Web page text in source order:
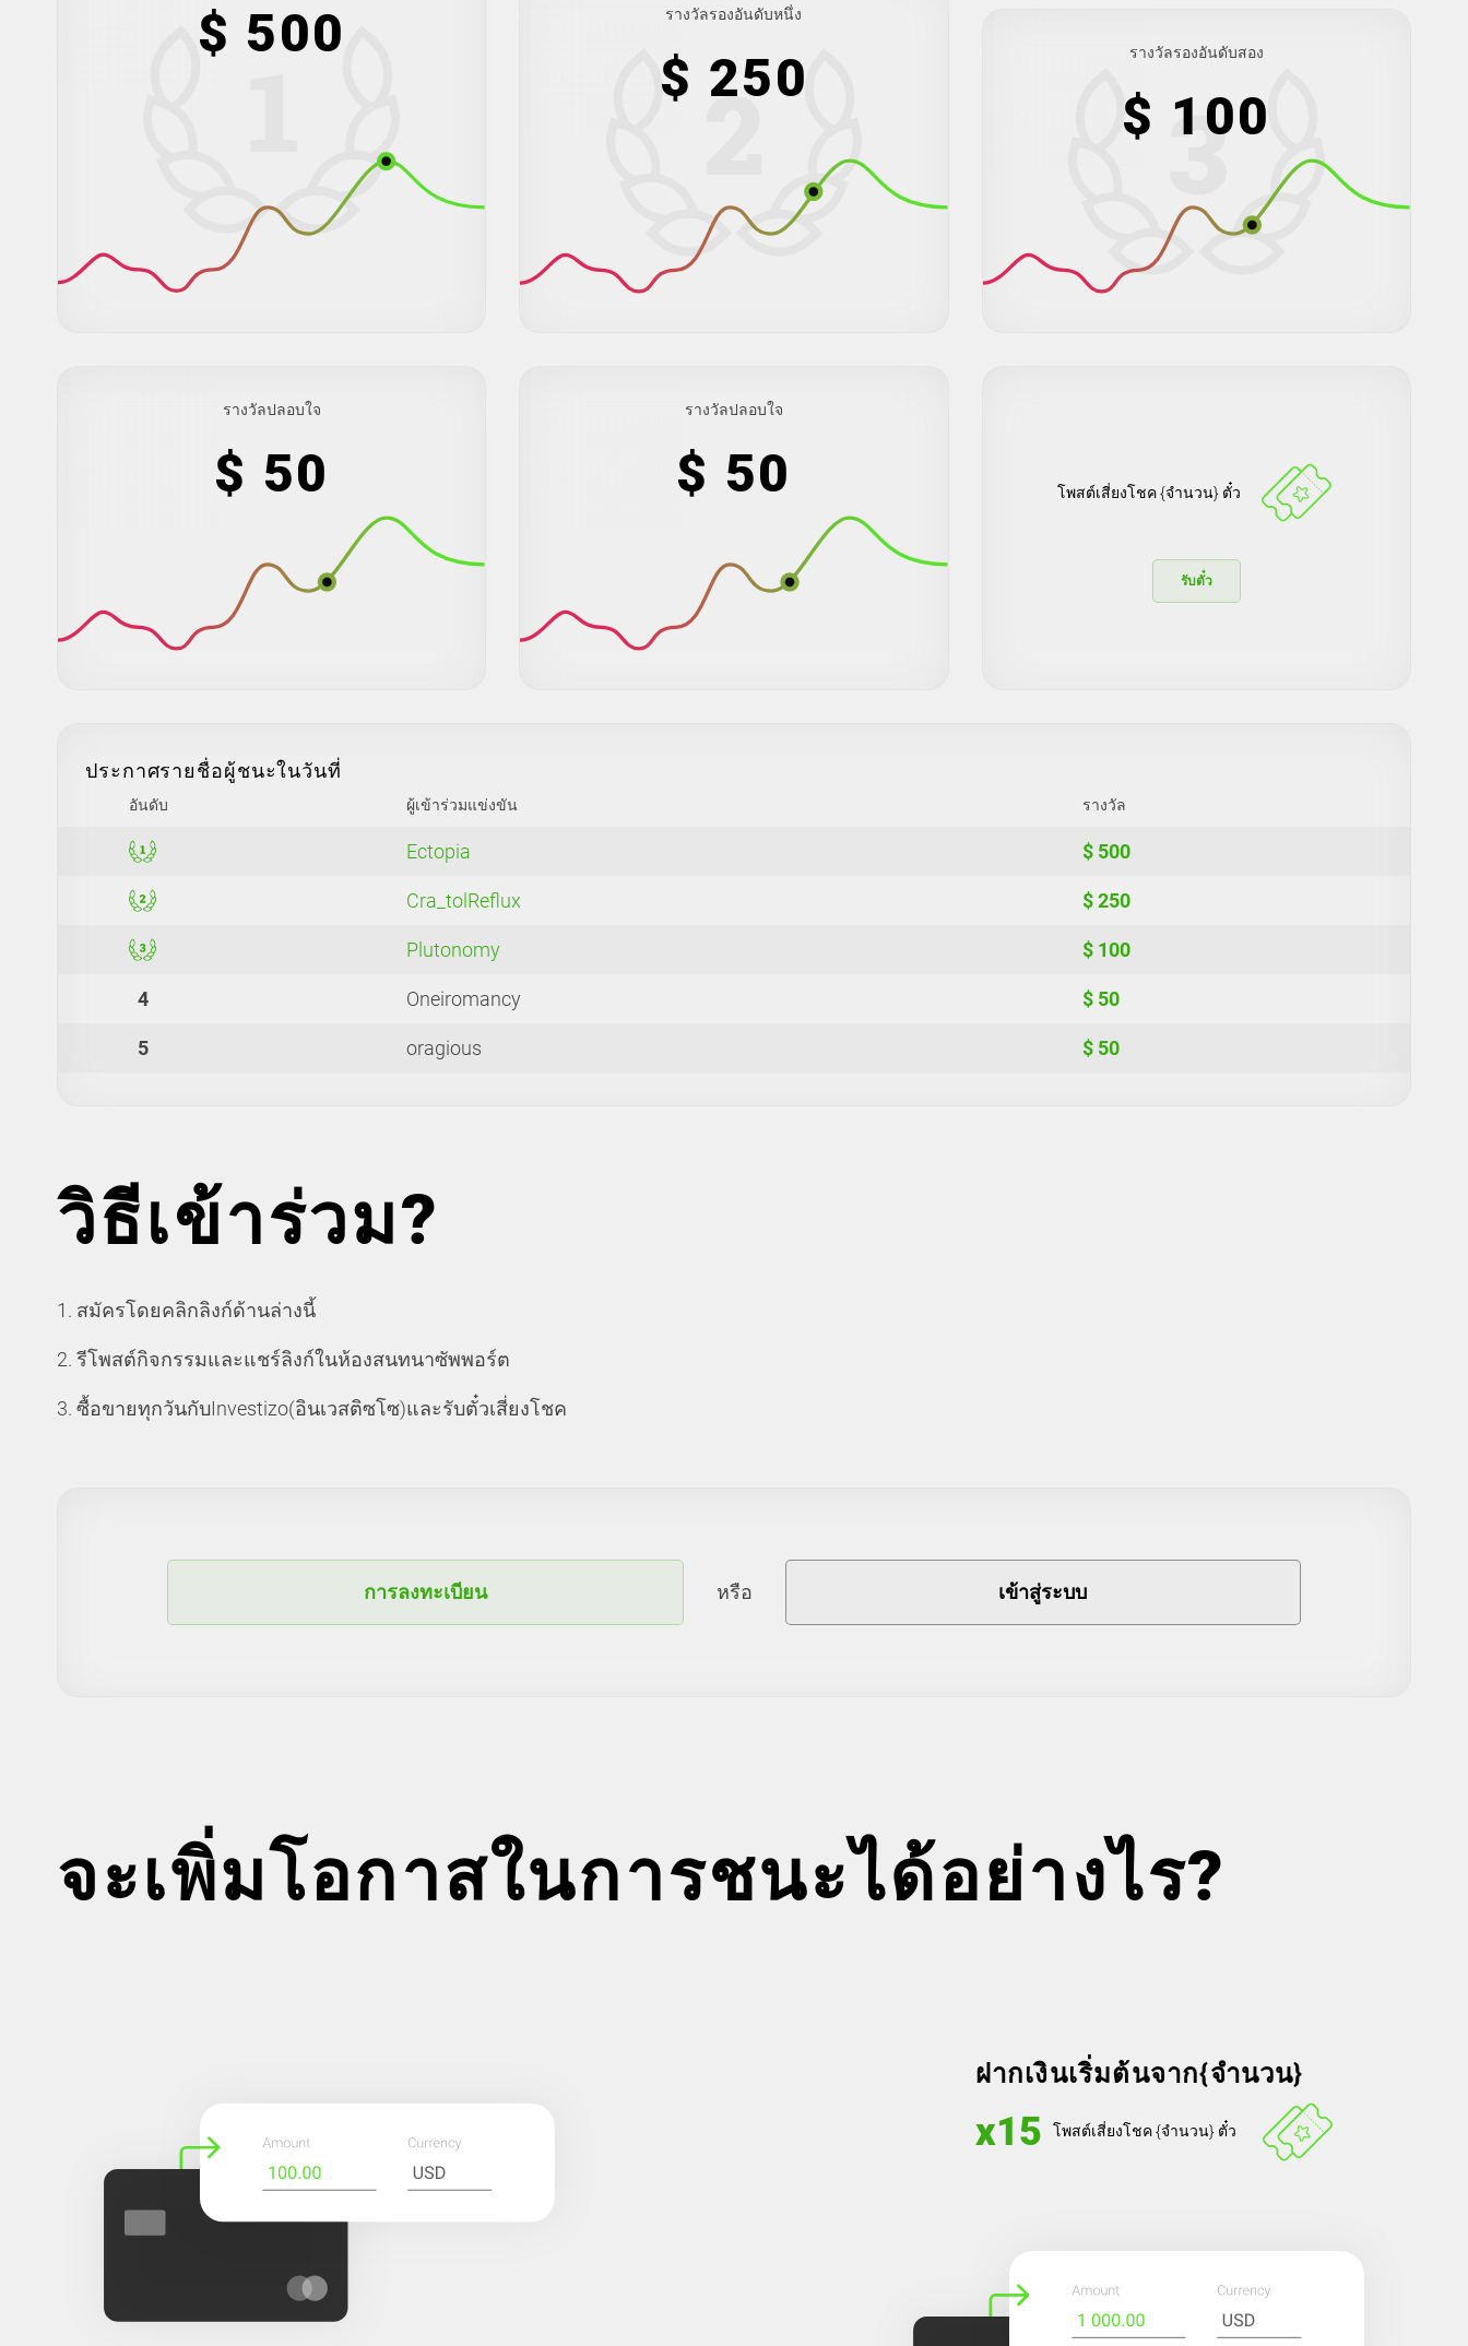
$ 500 รางวัลรองอันดับหนึ่ง
$ 250 รางวัลรองอันดับสอง
$ 100
รางวัลปลอบใจ
$ 50
รางวัลปลอบใจ
$ 50
ประกาศรายชื่อผู้ชนะในวันที่
อันดับ ผู้เข้าร่วมแข่งขัน รางวัล
Ectopia $ 500
Cra_tolReflux $ 250
Plutonomy $ 100
4 Oneiromancy $ 50
5 oragious $ 50
โพสต์เสี่ยงโชค {จำนวน} ตั๋ว
รับตั๋ว
วิธีเข้าร่วม?
1. สมัครโดยคลิกลิงก์ด้านล่างนี้
2. รีโพสต์กิจกรรมและแชร์ลิงก์ในห้องสนทนาซัพพอร์ต
3. ซื้อขายทุกวันกับInvestizo(อินเวสติซโซ)และรับตั๋วเสี่ยงโชค
การลงทะเบียน หรือ เข้าสู่ระบบ
จะเพิ่มโอกาสในการชนะได้อย่างไร?
ฝากเงินเริ่มต้นจาก{จำนวน}
x15 โพสต์เสี่ยงโชค {จำนวน} ตั๋ว